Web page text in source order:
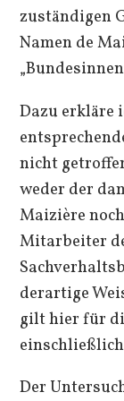
zuständigen
Namen de
Dazu erkläre
nicht
weder der
Maizière
Mitarbeiter
derartige
gilt hier für
Der